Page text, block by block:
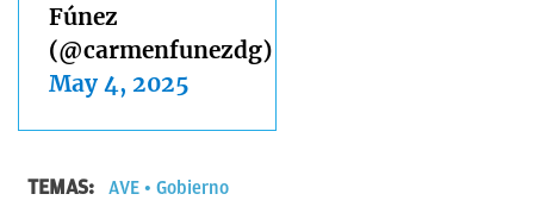
Fúnez
(@carmenfunezdg)
May 4, 2025
TEMAS: AVE Gobierno